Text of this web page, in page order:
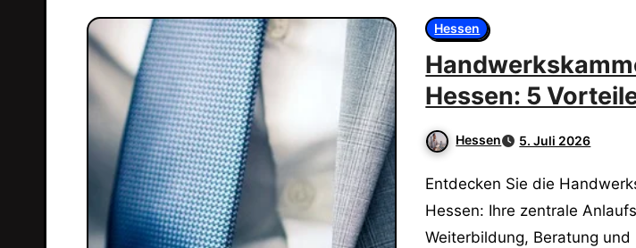
Hessen
Hessen: 5
Handwerk!
Hessen 5. Juli 2026
Entdecken Sie die Handwerkskammer
Hessen: Ihre zentrale
Weiterbildung, Beratung und